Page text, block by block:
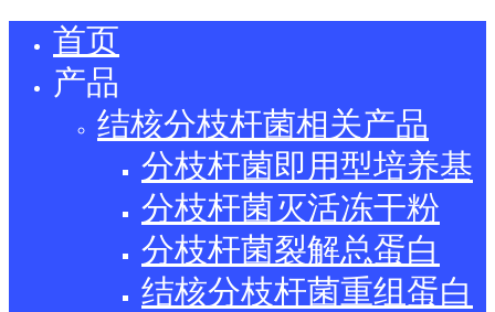
首页
产品
结核分枝杆菌相关产品
分枝杆菌即用型培养基
分枝杆菌灭活冻干粉
分枝杆菌裂解总蛋白
结核分枝杆菌重组蛋白